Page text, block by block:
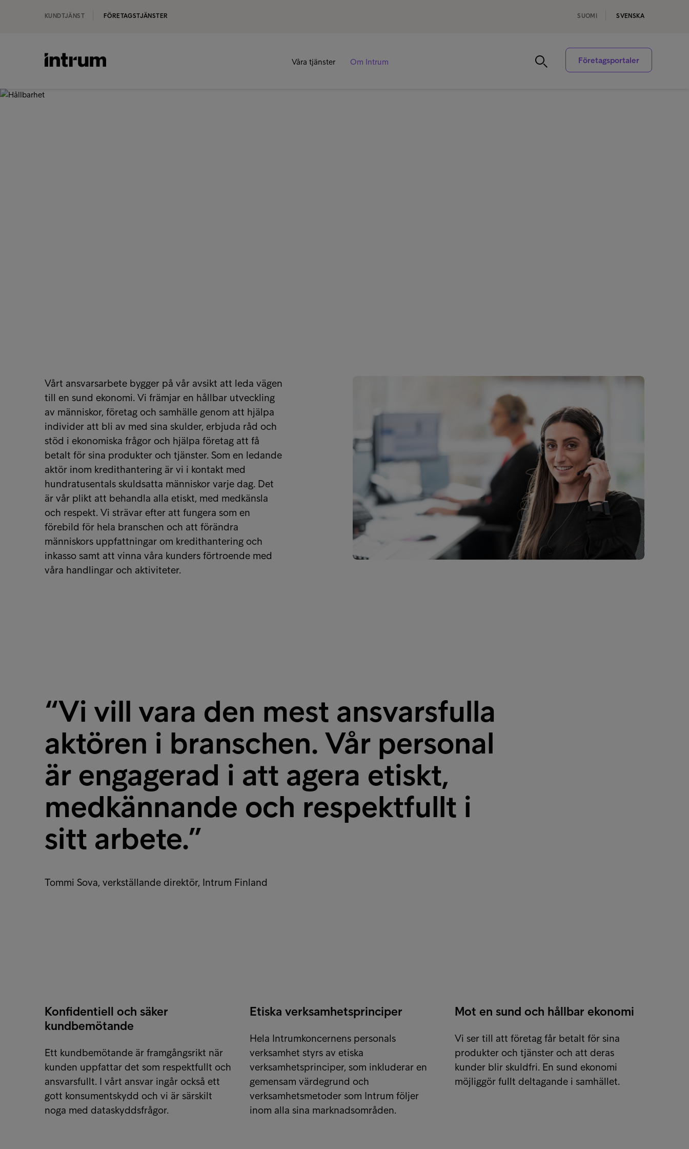
KUNDTJÄNST FÖRETAGSTJÄNSTER SUOMI SVENSKA
Våra tjänster Om Intrum Företagsportaler
Vårt ansvarsarbete bygger på vår avsikt att leda vägen
till en sund ekonomi. Vi främjar en hållbar utveckling
av människor, företag och samhälle genom att hjälpa
individer att bli av med sina skulder, erbjuda råd och
stöd i ekonomiska frågor och hjälpa företag att få
betalt för sina produkter och tjänster. Som en ledande
aktör inom kredithantering är vi i kontakt med
hundratusentals skuldsatta människor varje dag. Det
är vår plikt att behandla alla etiskt, med medkänsla
och respekt. Vi strävar efter att fungera som en
förebild för hela branschen och att förändra
människors uppfattningar om kredithantering och
inkasso samt att vinna våra kunders förtroende med
våra handlingar och aktiviteter.
“Vi vill vara den mest ansvarsfulla
aktören i branschen. Vår personal
är engagerad i att agera etiskt,
medkännande och respektfullt i
sitt arbete.”
Tommi Sova, verkställande direktör, Intrum Finland
Konfidentiell och säker
kundbemötande
Ett kundbemötande är framgångsrikt när
kunden uppfattar det som respektfullt och
ansvarsfullt. I vårt ansvar ingår också ett
gott konsumentskydd och vi är särskilt
noga med dataskyddsfrågor.
Etiska verksamhetsprinciper
Hela Intrumkoncernens personals
verksamhet styrs av etiska
verksamhetsprinciper, som inkluderar en
gemensam värdegrund och
verksamhetsmetoder som Intrum följer
inom alla sina marknadsområden.
Mot en sund och hållbar ekonomi
Vi ser till att företag får betalt för sina
produkter och tjänster och att deras
kunder blir skuldfri. En sund ekonomi
möjliggör fullt deltagande i samhället.